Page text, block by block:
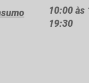
10:00 às
19:30